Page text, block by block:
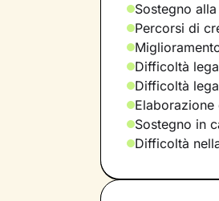
Sostegno
Percorsi di
Difficoltà
Difficoltà
Elaborazione
Sostegno in
Difficoltà